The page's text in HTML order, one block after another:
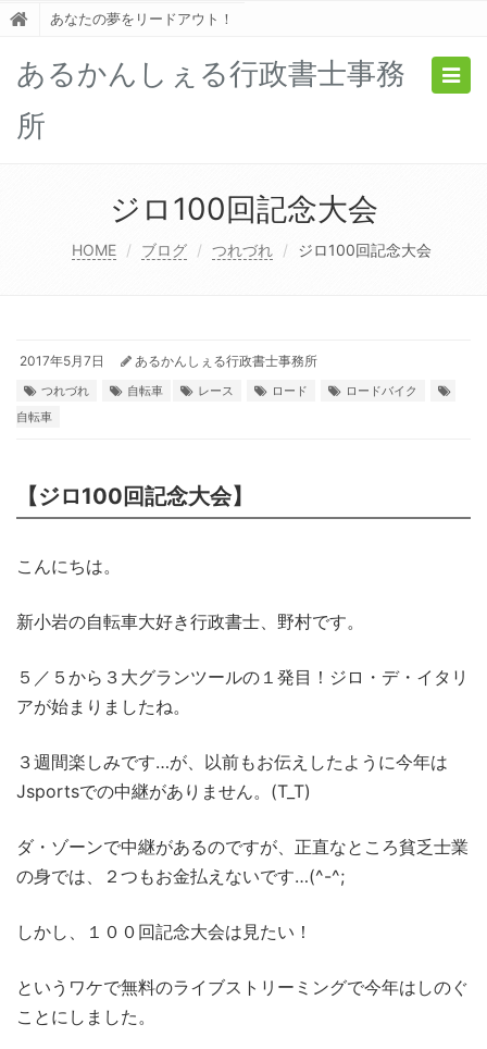
あなたの夢をリードアウト！
あるかんしぇる行政書士事務
所
ジロ100回記念大会
HOME ブログ つれづれ ジロ100回記念大会
2017年5月7日 あるかんしぇる行政書士事務所
つれづれ 自転車 レース ロード
ロードバイク
自転車
【ジロ100回記念大会】
こんにちは。
新小岩の自転車大好き行政書士、野村です。
５／５から３大グランツールの１発目！ジロ・デ・イタリ
アが始まりましたね。
３週間楽しみです…が、以前もお伝えしたように今年は
Jsportsでの中継がありません。(T_T)
ダ・ゾーンで中継があるのですが、正直なところ貧乏士業
の身では、２つもお金払えないです…(^-^;
しかし、１００回記念大会は見たい！
というワケで無料のライブストリーミングで今年はしのぐ
ことにしました。